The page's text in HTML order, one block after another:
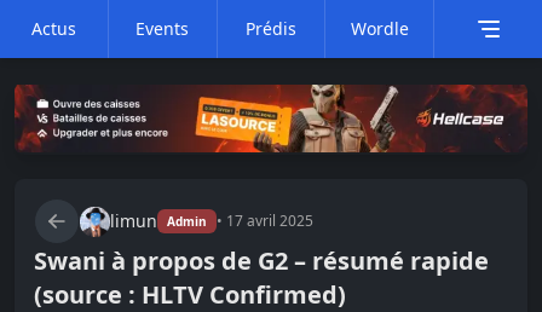
Actus Events Prédis Wordle
limun Admin • 17 avril 2025
Swani à propos de G2 – résumé rapide
(source : HLTV Confirmed)